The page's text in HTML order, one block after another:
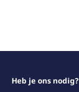
Heb je ons nodig?